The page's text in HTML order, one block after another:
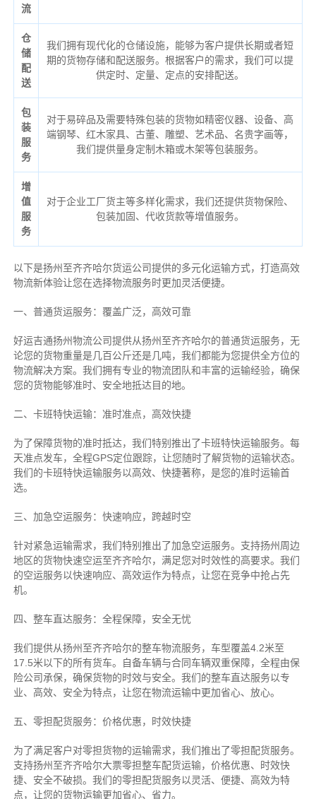
流
仓
储
配
送
我们拥有现代化的仓储设施，能够为客户提供长期或者短
期的货物存储和配送服务。根据客户的需求，我们可以提
供定时、定量、定点的安排配送。
包
装
服
务
对于易碎品及需要特殊包装的货物如精密仪器、设备、高
端钢琴、红木家具、古董、雕塑、艺术品、名贵字画等，
我们提供量身定制木箱或木架等包装服务。
增
值
服
务
对于企业工厂货主等多样化需求，我们还提供货物保险、
包装加固、代收货款等增值服务。
以下是扬州至齐齐哈尔货运公司提供的多元化运输方式，打造高效
物流新体验让您在选择物流服务时更加灵活便捷。
一、普通货运服务：覆盖广泛，高效可靠
好运吉通扬州物流公司提供从扬州至齐齐哈尔的普通货运服务，无
论您的货物重量是几百公斤还是几吨，我们都能为您提供全方位的
物流解决方案。我们拥有专业的物流团队和丰富的运输经验，确保
您的货物能够准时、安全地抵达目的地。
二、卡班特快运输：准时准点，高效快捷
为了保障货物的准时抵达，我们特别推出了卡班特快运输服务。每
天准点发车，全程GPS定位跟踪，让您随时了解货物的运输状态。
我们的卡班特快运输服务以高效、快捷著称，是您的准时运输首
选。
三、加急空运服务：快速响应，跨越时空
针对紧急运输需求，我们特别推出了加急空运服务。支持扬州周边
地区的货物快速空运至齐齐哈尔，满足您对时效性的高要求。我们
的空运服务以快速响应、高效运作为特点，让您在竞争中抢占先
机。
四、整车直达服务：全程保障，安全无忧
我们提供从扬州至齐齐哈尔的整车物流服务，车型覆盖4.2米至
17.5米以下的所有货车。自备车辆与合同车辆双重保障，全程由保
险公司承保，确保货物的时效与安全。我们的整车直达服务以专
业、高效、安全为特点，让您在物流运输中更加省心、放心。
五、零担配货服务：价格优惠，时效快捷
为了满足客户对零担货物的运输需求，我们推出了零担配货服务。
支持扬州至齐齐哈尔大票零担整车配货运输，价格优惠、时效快
捷、安全不破损。我们的零担配货服务以灵活、便捷、高效为特
点，让您的货物运输更加省心、省力。